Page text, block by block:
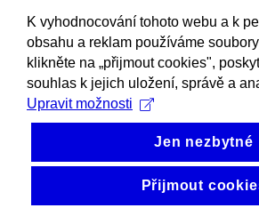
K vyhodnocování tohoto webu a k
obsahu a reklam používáme
klikněte na „přijmout cookies",
souhlas k jejich uložení, správě a
Upravit možnosti
Jen nezbytné
Přijmout